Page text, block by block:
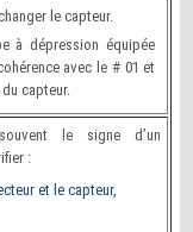
le capteur.
à dépression équipée
avec le # 01 et
capteur.
le signe d’un
:
et le capteur,